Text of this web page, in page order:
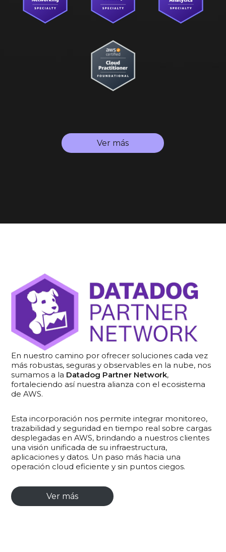
Ver más
En nuestro camino por ofrecer soluciones cada vez
más robustas, seguras y observables en la nube, nos
sumamos a la Datadog Partner Network,
fortaleciendo así nuestra alianza con el ecosistema
de AWS.
Esta incorporación nos permite integrar monitoreo,
trazabilidad y seguridad en tiempo real sobre cargas
desplegadas en AWS, brindando a nuestros clientes
una visión unificada de su infraestructura,
aplicaciones y datos. Un paso más hacia una
operación cloud eficiente y sin puntos ciegos.
Ver más